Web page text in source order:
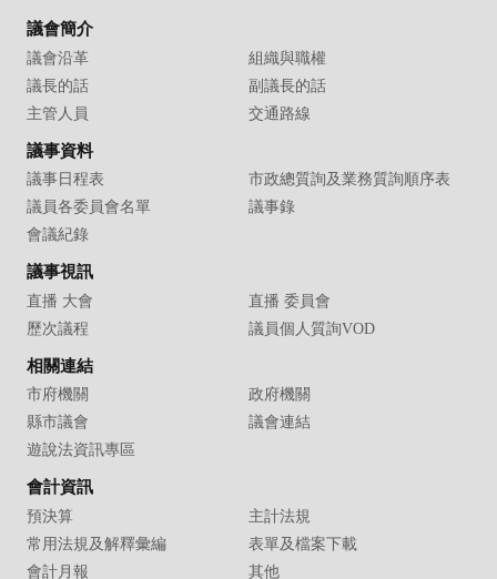
議會簡介
議會沿革
組織與職權
議長的話
副議長的話
主管人員
交通路線
議事資料
議事日程表
市政總質詢及業務質詢順序表
議員各委員會名單
議事錄
會議紀錄
議事視訊
直播 大會
直播 委員會
歷次議程
議員個人質詢VOD
相關連結
市府機關
政府機關
縣市議會
議會連結
遊說法資訊專區
會計資訊
預決算
主計法規
常用法規及解釋彙編
表單及檔案下載
會計月報
其他